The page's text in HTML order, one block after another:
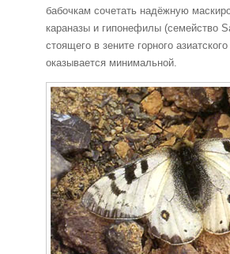
бабочкам сочетать надёжную
караназы и гипонефилы (семейство
стоящего в зените горного
оказывается минимальной.